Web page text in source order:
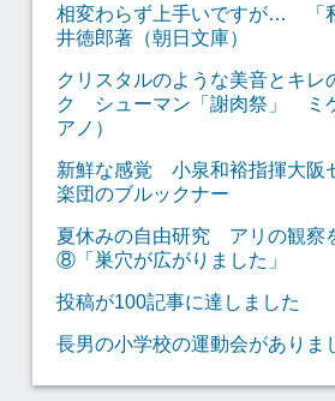
相変わらず上手いですが… 「
井徳郎著（朝日文庫）
クリスタルのような美音とキレ
ク シューマン「謝肉祭」 ミ
アノ）
新鮮な感覚 小泉和裕指揮大阪
楽団のブルックナー
夏休みの自由研究 アリの観察
⑧「巣穴が広がりました」
投稿が100記事に達しました
長男の小学校の運動会がありま